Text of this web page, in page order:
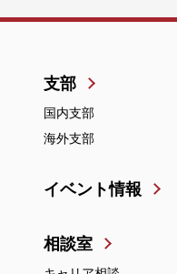
支部
国内支部
海外支部
イベント情報
相談室